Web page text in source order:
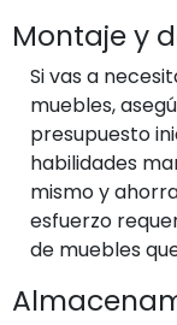
Montaje y
Si vas a
muebles,
presupuesto
habilidades
mismo y
esfuerzo
de muebles